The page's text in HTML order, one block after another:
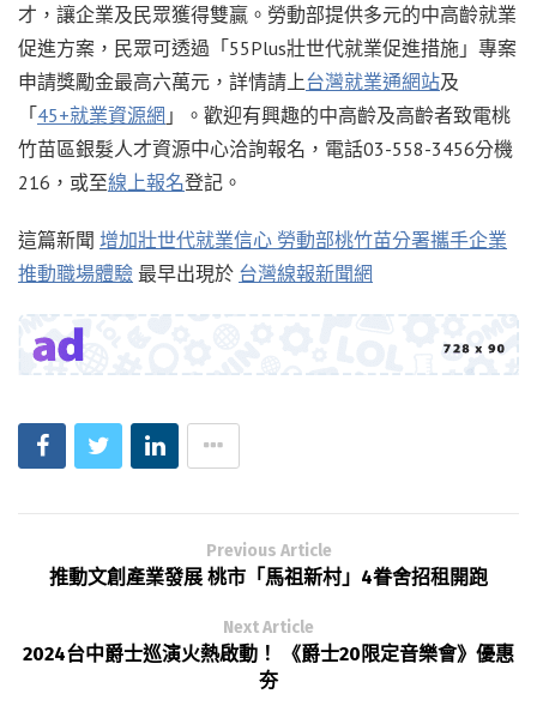
才，讓企業及民眾獲得雙贏。勞動部提供多元的中高齡就業
促進方案，民眾可透過「55Plus壯世代就業促進措施」專案
申請獎勵金最高六萬元，詳情請上台灣就業通網站及
「45+就業資源網 」。歡迎有興趣的中高齡及高齡者致電桃
竹苗區銀髮人才資源中心洽詢報名，電話03-558-3456分機
216，或至線上報名登記。
這篇新聞 增加壯世代就業信心 勞動部桃竹苗分署攜手企業
推動職場體驗 最早出現於 台灣線報新聞網
Previous Article
推動文創產業發展 桃市「馬祖新村」4眷舍招租開跑
Next Article
2024台中爵士巡演火熱啟動！ 《爵士20限定音樂會》優惠
夯